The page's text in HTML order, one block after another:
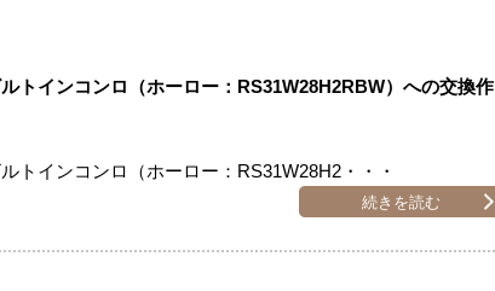
トインコンロ（ホーロー：RS31W28H2RBW）への交換作
トインコンロ（ホーロー：RS31W28H2・・・
続きを読む